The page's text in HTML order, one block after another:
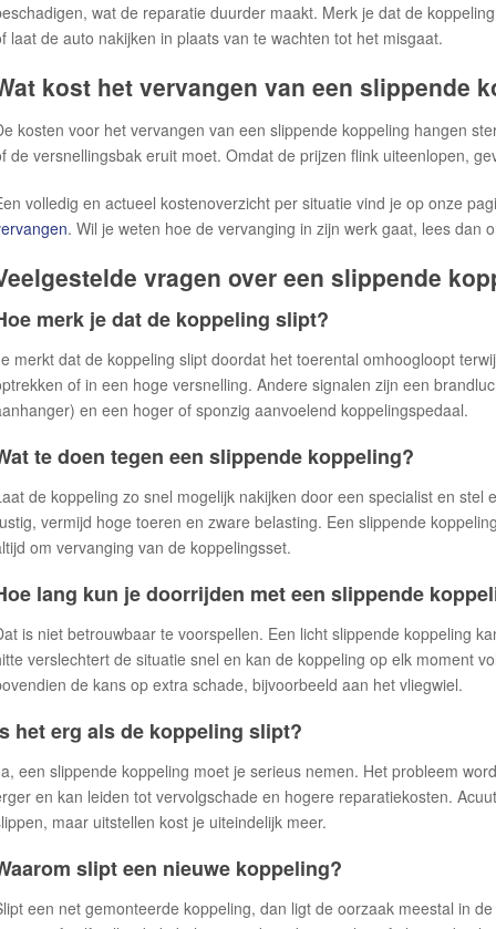
wat de reparatie duurder maakt. Merk je dat de
laat de auto nakijken in plaats van te wachten tot het misgaat.
kost het vervangen van een slippende
kosten voor het vervangen van een slippende koppeling hangen
de versnellingsbak eruit moet. Omdat de prijzen flink uiteenlopen,
volledig en actueel kostenoverzicht per situatie vind je op onze
. Wil je weten hoe de vervanging in zijn werk gaat, lees dan
vragen over een slippende
merk je dat de koppeling slipt?
merkt dat de koppeling slipt doordat het toerental omhoogloopt
of in een hoge versnelling. Andere signalen zijn een
en een hoger of sponzig aanvoelend koppelingspedaal.
te doen tegen een slippende koppeling?
de koppeling zo snel mogelijk nakijken door een specialist en stel
vermijd hoge toeren en zware belasting. Een slippende
om vervanging van de koppelingsset.
lang kun je doorrijden met een slippende
is niet betrouwbaar te voorspellen. Een licht slippende koppeling
verslechtert de situatie snel en kan de koppeling op elk moment
de kans op extra schade, bijvoorbeeld aan het vliegwiel.
het erg als de koppeling slipt?
een slippende koppeling moet je serieus nemen. Het probleem
en kan leiden tot vervolgschade en hogere reparatiekosten.
maar uitstellen kost je uiteindelijk meer.
slipt een nieuwe koppeling?
een net gemonteerde koppeling, dan ligt de oorzaak meestal in